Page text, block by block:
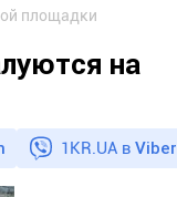
площадки
на
1KR.UA в Viber